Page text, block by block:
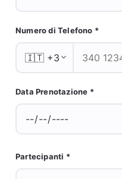
Numero di Telefono *
Data Prenotazione *
Partecipanti *